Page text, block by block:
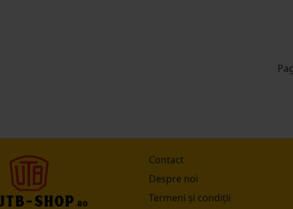
Contact
Despre noi
Termeni și condiții